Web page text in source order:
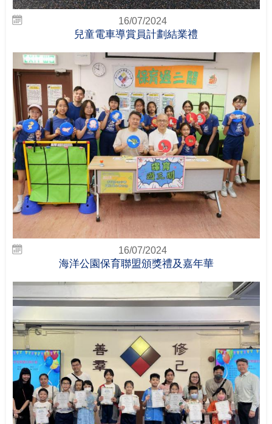
16/07/2024
兒童電車導賞員計劃結業禮
16/07/2024
海洋公園保育聯盟頒獎禮及嘉年華